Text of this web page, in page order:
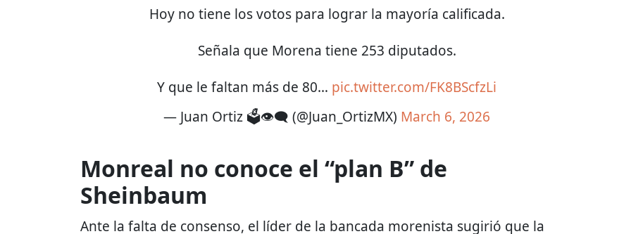
Hoy no tiene los votos para lograr la mayoría calificada.
Señala que Morena tiene 253 diputados.
Y que le faltan más de 80… pic.twitter.com/FK8BScfzLi
— Juan Ortiz 🗳️👁‍🗨 (@Juan_OrtizMX) March 6, 2026
Monreal no conoce el “plan B” de
Sheinbaum
Ante la falta de consenso, el líder de la bancada morenista sugirió que la